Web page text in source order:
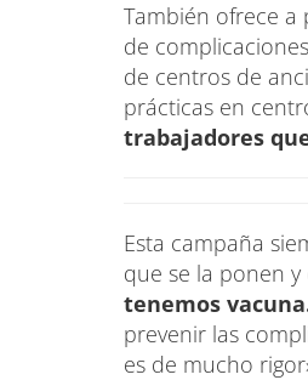
También ofrece
de
de centros de
prácticas en
trabajadores
Esta campaña
que se la ponen
tenemos
prevenir las
es de mucho